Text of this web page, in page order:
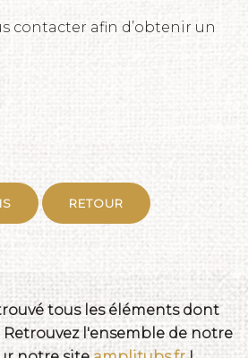
contacter afin d’obtenir un
RETOUR
tous les éléments dont
Retrouvez l'ensemble de notre